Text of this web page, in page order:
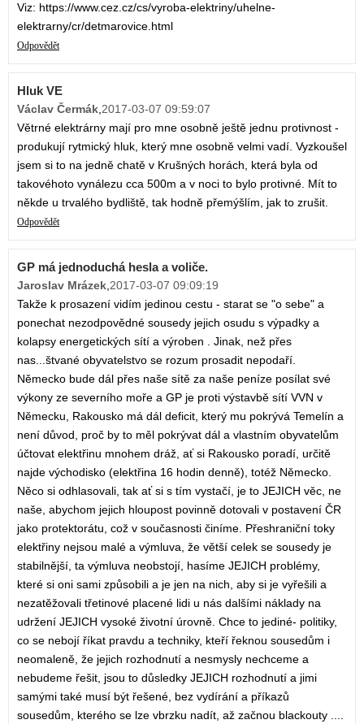
Viz: https://www.cez.cz/cs/vyroba-elektriny/uhelne-
elektrarny/cr/detmarovice.html
Odpovědět
Hluk VE
Václav Čermák 2017-03-07 09:59:07
Větrné elektrárny mají pro mne osobně ještě jednu protivnost -
produkují rytmický hluk, který mne osobně velmi vadí. Vyzkoušel
jsem si to na jedně chatě v Krušných horách, která byla od
takovéhoto vynálezu cca 500m a v noci to bylo protivné. Mít to
někde u trvalého bydliště, tak hodně přemýšlím, jak to zrušit.
Odpovědět
GP má jednoduchá hesla a voliče.
Jaroslav Mrázek 2017-03-07 09:09:19
Takže k prosazení vidím jedinou cestu - starat se "o sebe" a
ponechat nezodpovědné sousedy jejich osudu s výpadky a
kolapsy energetických sítí a výroben . Jinak, než přes
nas...štvané obyvatelstvo se rozum prosadit nepodaří.
Německo bude dál přes naše sítě za naše peníze posílat své
výkony ze severního moře a GP je proti výstavbě sítí VVN v
Německu, Rakousko má dál deficit, který mu pokrývá Temelín a
není důvod, proč by to měl pokrývat dál a vlastním obyvatelům
účtovat elektřinu mnohem dráž, ať si Rakousko poradí, určitě
najde východisko (elektřina 16 hodin denně), totéž Německo.
Něco si odhlasovali, tak ať si s tím vystačí, je to JEJICH věc, ne
naše, abychom jejich hloupost povinně dotovali v postavení ČR
jako protektorátu, což v současnosti činíme. Přeshraniční toky
elektřiny nejsou malé a výmluva, že větší celek se sousedy je
stabilnější, ta výmluva neobstojí, hasíme JEJICH problémy,
které si oni sami způsobili a je jen na nich, aby si je vyřešili a
nezatěžovali třetinové placené lidi u nás dalšími náklady na
udržení JEJICH vysoké životní úrovně. Chce to jediné- politiky,
co se nebojí říkat pravdu a techniky, kteří řeknou sousedům i
neomaleně, že jejich rozhodnutí a nesmysly nechceme a
nebudeme řešit, jsou to důsledky JEJICH rozhodnutí a jimi
samými také musí být řešené, bez vydírání a příkazů
sousedům, kterého se lze vbrzku nadít, až začnou blackouty ....